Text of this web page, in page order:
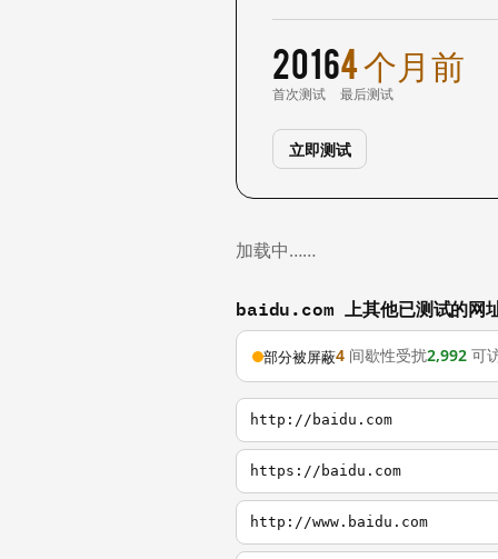
2016
首次测试
4 个月前
最后测试
立即测试
加载中……
baidu.com 上其他已测试的网
部分被屏蔽4 间歇性受扰2,992 可
http://baidu.com
https://baidu.com
http://www.baidu.com